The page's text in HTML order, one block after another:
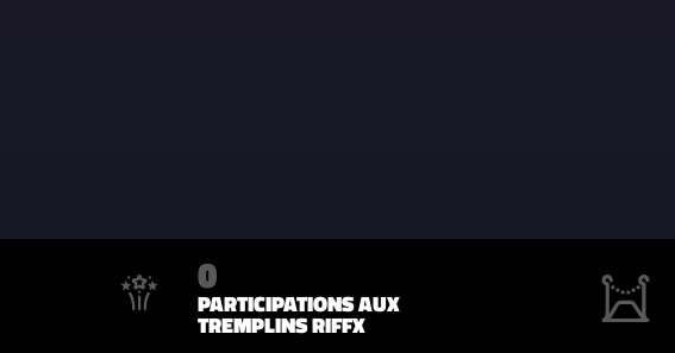
0
PARTICIPATIONS AUX
TREMPLINS RIFFX